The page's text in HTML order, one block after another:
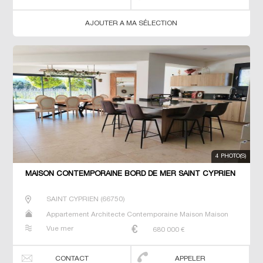
AJOUTER A MA SÉLECTION
4 PHOTO(S)
MAISON CONTEMPORAINE BORD DE MER SAINT CYPRIEN
SAINT CYPRIEN (66750)
Appartement Architecte Contemporaine Maison Maison
Vue mer
680 000 €
CONTACT APPELER